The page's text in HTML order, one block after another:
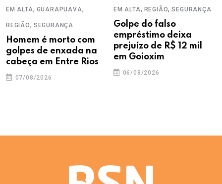
EM ALTA, GUARAPUAVA,
REGIÃO, SEGURANÇA
Homem é morto com
golpes de enxada na
cabeça em Entre Rios
07/08/2026
EM ALTA, REGIÃO,SEGURANÇA
Golpe do falso
empréstimo deixa
prejuízo de R$ 12 mil
em Goioxim
06/08/2026